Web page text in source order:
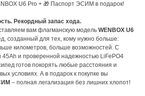
U6 Pro + 🎁 Паспорт ЭСИМ в подарок!
Рекордный запас хода.
вам флагманскую модель WENBOX U6
созданный для тех, кому нужно больше:
километров, больше возможностей. С
45Ah и проверенной надежностью LiFePO4
готов покорять любые расстояния и
условиях. А в подарок к покупке вы
– полная легализация без лишних хлопот!